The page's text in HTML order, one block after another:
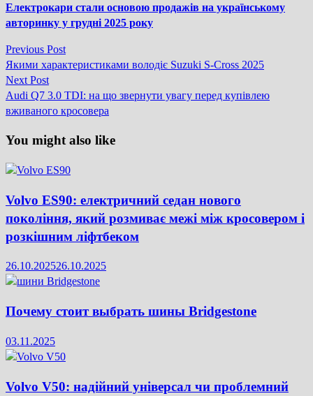
Електрокари стали основою продажів на українському
авторинку у грудні 2025 року
Навігація
записів
Previous PostPrevious
post:
Якими характеристиками володіє Suzuki S-Cross 2025
Next PostNext
post:
Audi Q7 3.0 TDI: на що звернути увагу перед купівлею
вживаного кросовера
You might also like
Volvo ES90: електричний седан нового
покоління, який розмиває межі між кросовером і
розкішним ліфтбеком
26.10.202526.10.2025
Почему стоит выбрать шины Bridgestone
03.11.2025
Volvo V50: надійний універсал чи проблемний